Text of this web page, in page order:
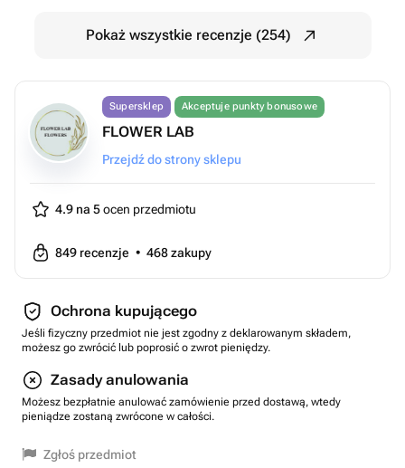
Pokaż wszystkie recenzje (254)
Supersklep Akceptuje punkty bonusowe
FLOWER LAB
Przejdź do strony sklepu
4.9 na 5ocen przedmiotu
849 recenzje • 468zakupy
Ochrona kupującego
Jeśli fizyczny przedmiot nie jest zgodny z deklarowanym składem,
możesz go zwrócić lub poprosić o zwrot pieniędzy.
Zasady anulowania
Możesz bezpłatnie anulować zamówienie przed dostawą, wtedy
pieniądze zostaną zwrócone w całości.
Zgłoś przedmiot